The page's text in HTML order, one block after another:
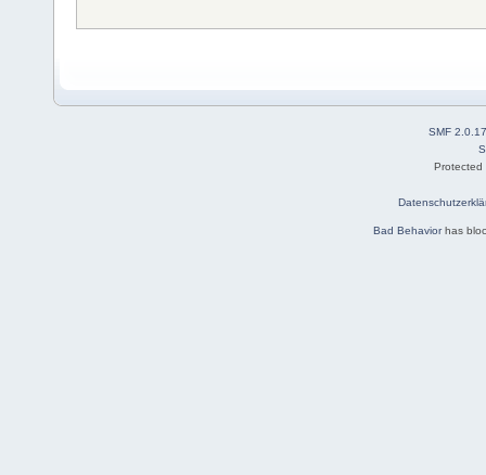
SMF 2.0.17
Bad Behaviorhas